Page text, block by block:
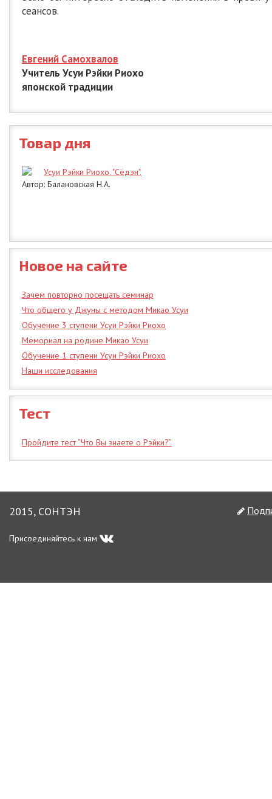
сеансов.
Евгений Самохвалов
Учитель Усуи Рэйки Риохо
японской традиции
Товар дня
Усуи Рэйки Риохо. "Сёдэн".
Автор: Балановская Н.А.
Новое на сайте
Зачем повторно посещать семинар
Что общего у Джуны с методом Микао Усуи
Обучение 3 ступени Усуи Рэйки Риохо
Мемориал на родине Микао Усуи
Обучение 1 ступени Усуи Рэйки Риохо
Наши исследования
Тест
Пройдите тест “Что Вы знаете о Рэйки?”
2015, СОНТЭН
Присоединяйтесь к нам